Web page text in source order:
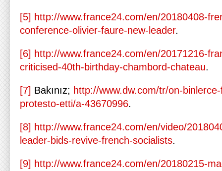
[5] http://www.france24.com/en/20180408-
conference-olivier-faure-new-leader.
[6] http://www.france24.com/en/20171216-
criticised-40th-birthday-chambord-chateau.
[7] Bakınız; http://www.dw.com/tr/on-
protesto-etti/a-43670996.
[8] http://www.france24.com/en/video/
leader-bids-revive-french-socialists.
[9] http://www.france24.com/en/20180215-